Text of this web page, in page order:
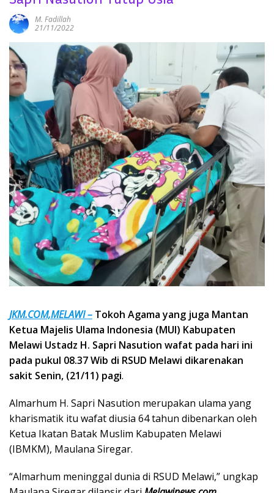
M. Fadillah
21/11/2022
JKM.COM,MELAWI – Tokoh Agama yang juga Mantan
Ketua Majelis Ulama Indonesia (MUI) Kabupaten
Melawi Ustadz H. Sapri Nasution wafat pada hari ini
pada pukul 08.37 Wib di RSUD Melawi dikarenakan
sakit Senin, (21/11) pagi.
Almarhum H. Sapri Nasution merupakan ulama yang
kharismatik itu wafat diusia 64 tahun dibenarkan oleh
Ketua Ikatan Batak Muslim Kabupaten Melawi
(IBMKM), Maulana Siregar.
“Almarhum meninggal dunia di RSUD Melawi,” ungkap